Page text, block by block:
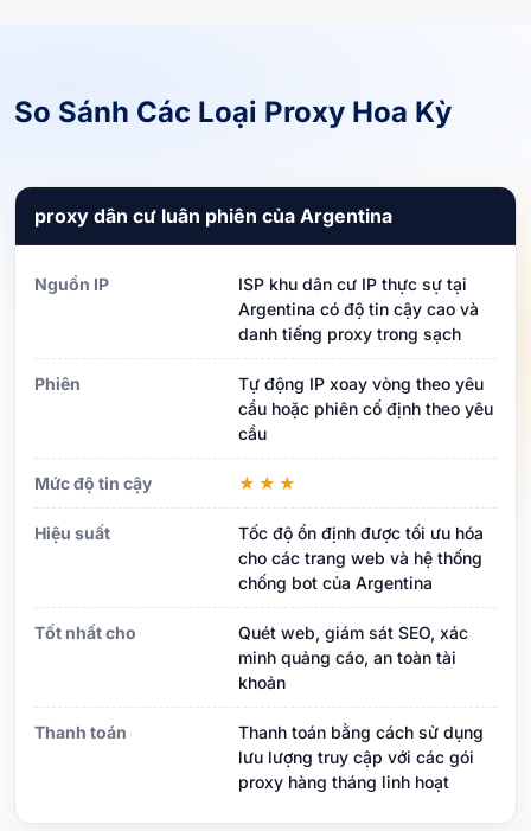
So Sánh Các Loại Proxy Hoa Kỳ
proxy dân cư luân phiên của Argentina
Nguồn IP
ISP khu dân cư IP thực sự tại
Argentina có độ tin cậy cao và
danh tiếng proxy trong sạch
Phiên
Tự động IP xoay vòng theo yêu
cầu hoặc phiên cố định theo yêu
cầu
Mức độ tin cậy ★★★
Hiệu suất
Tốc độ ổn định được tối ưu hóa
cho các trang web và hệ thống
chống bot của Argentina
Tốt nhất cho
Quét web, giám sát SEO, xác
minh quảng cáo, an toàn tài
khoản
Thanh toán
Thanh toán bằng cách sử dụng
lưu lượng truy cập với các gói
proxy hàng tháng linh hoạt